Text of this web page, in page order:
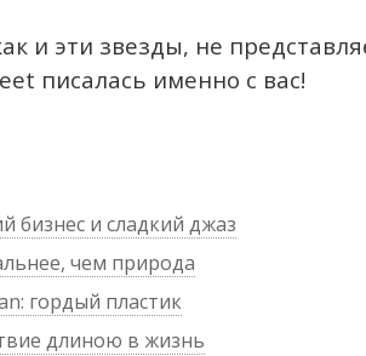
и эти звезды, не
писалась именно с вас!
бизнес и сладкий джаз
чем природа
гордый пластик
длиною в жизнь